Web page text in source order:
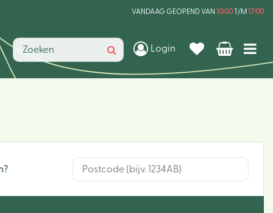
VANDAAG GEOPEND VAN 10:00T/M 17:00
Login